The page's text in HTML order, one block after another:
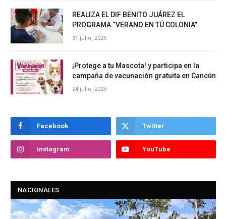
REALIZA EL DIF BENITO JUÁREZ EL
PROGRAMA “VERANO EN TÚ COLONIA”
31 julio, 2025
¡Protege a tu Mascota! y participa en la
campaña de vacunación gratuita en Cancún
24 julio, 2025
Facebook Twitter
Instagram YouTube
NACIONALES